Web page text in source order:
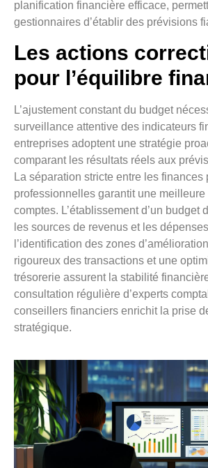
planification financière efficace,
gestionnaires d’établir des prévisions
Les actions
pour l’équilibre
L’ajustement constant du budget
surveillance attentive des indicateurs
entreprises adoptent une stratégie
comparant les résultats réels aux
La séparation stricte entre les finances
professionnelles garantit une
comptes. L’établissement d’un budget
les sources de revenus et les
l’identification des zones
rigoureux des transactions et une
trésorerie assurent la stabilité
consultation régulière d’experts
conseillers financiers enrichit la prise
stratégique.